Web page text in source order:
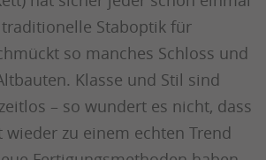
Staboptik für
so manches Schloss und
Klasse und Stil sind
– so wundert es nicht, dass
wieder zu einem echten Trend